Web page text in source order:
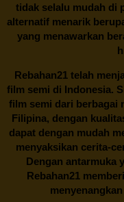
tidak selalu mudah di
alternatif menarik
yang menawarkan
Rebahan21telah
film semi di Indonesia.
film semi dari berbagai
Filipina, dengan
dapat dengan mudah
menyaksikan cerita-
Dengan antarmuka
Rebahan21